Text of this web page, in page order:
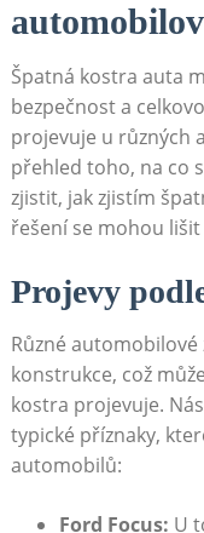
Špatná ⁢kostra auta
bezpečnost a
projevuje u různých
přehled toho, na co
zjistit, jak zjistím
řešení se mohou
Projevy
Různé
konstrukce, což
kostra projevuje.
typické příznaky,
automobilů:
Ford Focus: ‌U